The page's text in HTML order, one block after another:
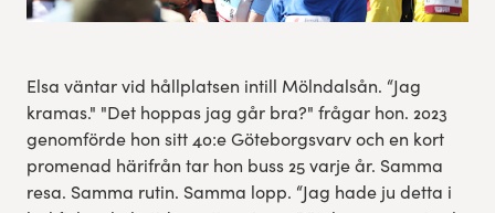
Elsa väntar vid hållplatsen intill Mölndalsån. “Jag
kramas." "Det hoppas jag går bra?" frågar hon. 2023
genomförde hon sitt 40:e Göteborgsvarv och en kort
promenad härifrån tar hon buss 25 varje år. Samma
resa. Samma rutin. Samma lopp. “Jag hade ju detta i